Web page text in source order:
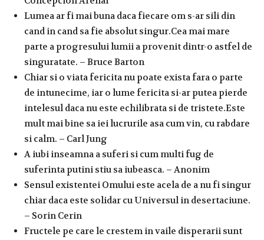
Lumea ar fi mai buna daca fiecare om s-ar sili din
cand in cand sa fie absolut singur.Cea mai mare
parte a progresului lumii a provenit dintr-o astfel de
singuratate. – Bruce Barton
Chiar si o viata fericita nu poate exista fara o parte
de intunecime, iar o lume fericita si-ar putea pierde
intelesul daca nu este echilibrata si de tristete.Este
mult mai bine sa iei lucrurile asa cum vin, cu rabdare
si calm. – Carl Jung
A iubi inseamna a suferi si cum multi fug de
suferinta putini stiu sa iubeasca. – Anonim
Sensul existentei Omului este acela de a nu fi singur
chiar daca este solidar cu Universul in desertaciune.
– Sorin Cerin
Fructele pe care le crestem in vaile disperarii sunt